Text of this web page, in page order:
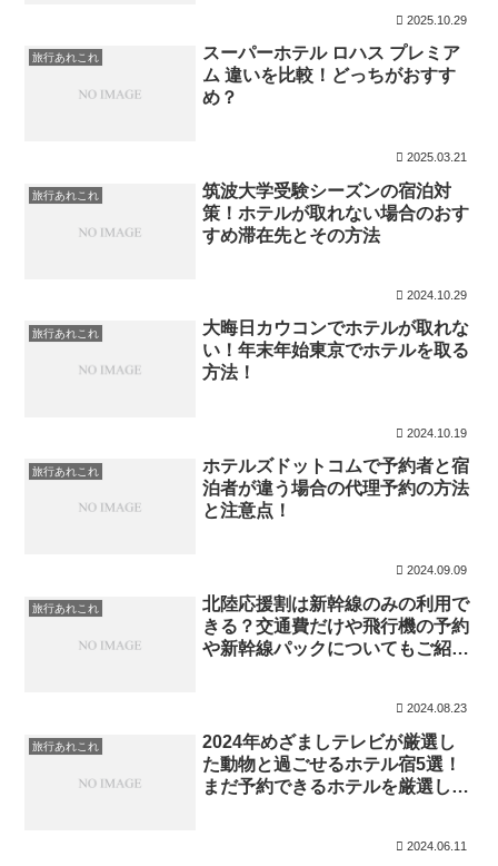
2025.10.29
旅行あれこれ
スーパーホテル ロハス プレミア
ム 違いを比較！どっちがおすす
め？
2025.03.21
旅行あれこれ
筑波大学受験シーズンの宿泊対
策！ホテルが取れない場合のおす
すめ滞在先とその方法
2024.10.29
旅行あれこれ
大晦日カウコンでホテルが取れな
い！年末年始東京でホテルを取る
方法！
2024.10.19
旅行あれこれ
ホテルズドットコムで予約者と宿
泊者が違う場合の代理予約の方法
と注意点！
2024.09.09
旅行あれこれ
北陸応援割は新幹線のみの利用で
きる？交通費だけや飛行機の予約
や新幹線パックについてもご紹
2024.08.23
旅行あれこれ
2024年めざましテレビが厳選し
た動物と過ごせるホテル宿5選！
まだ予約できるホテルを厳選して
2024.06.11